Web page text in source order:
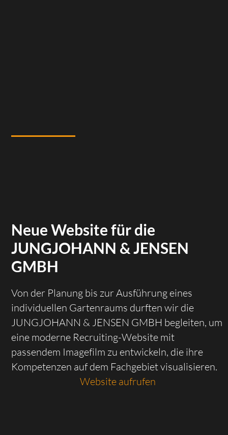
Neue Website für die
JUNGJOHANN & JENSEN
GMBH
Von der Planung bis zur Ausführung eines
individuellen Gartenraums durften wir die
JUNGJOHANN & JENSEN GMBH begleiten, um
eine moderne Recruiting-Website mit
passendem Imagefilm zu entwickeln, die ihre
Kompetenzen auf dem Fachgebiet visualisieren.
Website aufrufen